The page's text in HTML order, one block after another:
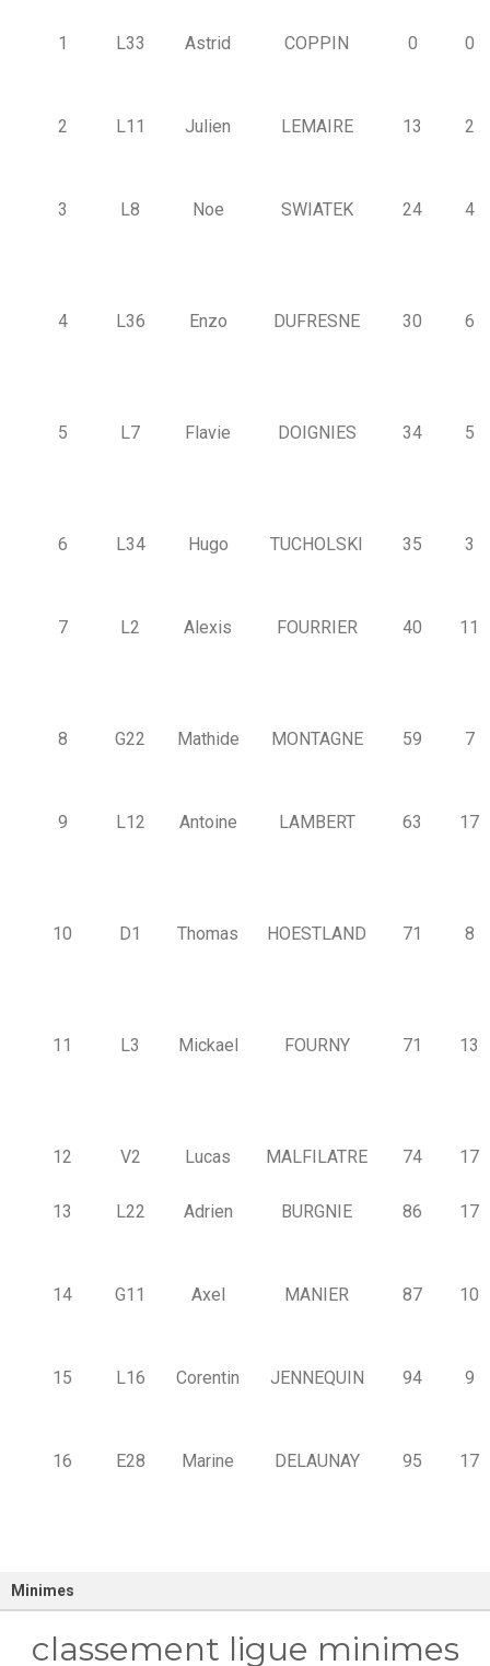
1 L33 Astrid COPPIN 0 0
2 L11 Julien LEMAIRE 13 2
3 L8 Noe SWIATEK 24 4
4 L36 Enzo DUFRESNE 30 6
5 L7 Flavie DOIGNIES 34 5
6 L34 Hugo TUCHOLSKI 35 3
7 L2 Alexis FOURRIER 40 11
8 G22 Mathide MONTAGNE 59 7
9 L12 Antoine LAMBERT 63 17
10 D1 Thomas HOESTLAND 71 8
11 L3 Mickael FOURNY 71 13
12 V2 Lucas MALFILATRE 74 17
13 L22 Adrien BURGNIE 86 17
14 G11 Axel MANIER 87 10
15 L16 Corentin JENNEQUIN 94 9
16 E28 Marine DELAUNAY 95 17
Minimes
classement ligue minimes